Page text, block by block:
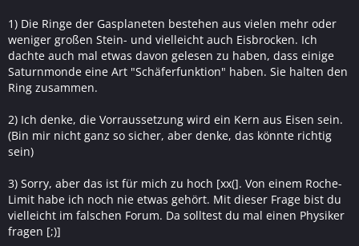
1) Die Ringe der Gasplaneten bestehen aus vielen mehr oder
weniger großen Stein- und vielleicht auch Eisbrocken. Ich
dachte auch mal etwas davon gelesen zu haben, dass einige
Saturnmonde eine Art "Schäferfunktion" haben. Sie halten den
Ring zusammen.
2) Ich denke, die Vorraussetzung wird ein Kern aus Eisen sein.
(Bin mir nicht ganz so sicher, aber denke, das könnte richtig
sein)
3) Sorry, aber das ist für mich zu hoch [xx(]. Von einem Roche-
Limit habe ich noch nie etwas gehört. Mit dieser Frage bist du
vielleicht im falschen Forum. Da solltest du mal einen Physiker
fragen [;)]